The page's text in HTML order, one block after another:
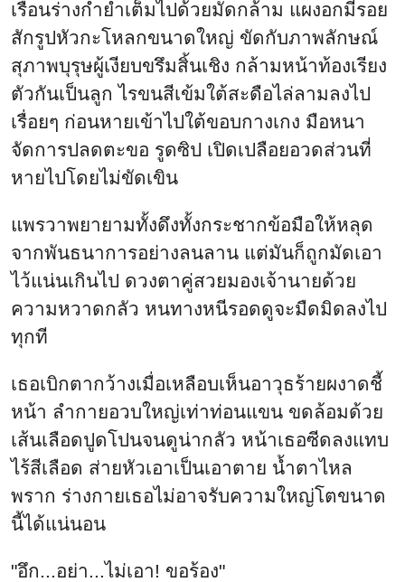
เรือนร่างกำยำเต็มไปด้วยมัดกล้าม แผงอกมีรอย
สักรูปหัวกะโหลกขนาดใหญ่ ขัดกับภาพลักษณ์
สุภาพบุรุษผู้เงียบขรึมสิ้นเชิง กล้ามหน้าท้องเรียง
ตัวกันเป็นลูก ไรขนสีเข้มใต้สะดือไล่ลามลงไป
เรื่อยๆ ก่อนหายเข้าไปใต้ขอบกางเกง มือหนา
จัดการปลดตะขอ รูดซิป เปิดเปลือยอวดส่วนที่
หายไปโดยไม่ขัดเขิน
แพรวาพยายามทั้งดึงทั้งกระชากข้อมือให้หลุด
จากพันธนาการอย่างลนลาน แต่มันก็ถูกมัดเอา
ไว้แน่นเกินไป ดวงตาคู่สวยมองเจ้านายด้วย
ความหวาดกลัว หนทางหนีรอดดูจะมืดมิดลงไป
ทุกที
เธอเบิกตากว้างเมื่อเหลือบเห็นอาวุธร้ายผงาดชี้
หน้า ลำกายอวบใหญ่เท่าท่อนแขน ขดล้อมด้วย
เส้นเลือดปูดโปนจนดูน่ากลัว หน้าเธอซีดลงแทบ
ไร้สีเลือด ส่ายหัวเอาเป็นเอาตาย น้ำตาไหล
พราก ร่างกายเธอไม่อาจรับความใหญ่โตขนาด
นี้ได้แน่นอน
"อึก...อย่า...ไม่เอา! ขอร้อง"